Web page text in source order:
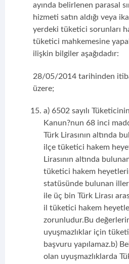
ayında belirlenen parasal
hizmeti satın aldığı veya
yerdeki tüketici sorunları
tüketici mahkemesine
ilişkin bilgiler aşağıdadır:
28/05/2014 tarihinden
üzere;
a) 6502 sayılı
Kanun?nun 68 inci
Türk Lirasının altında
ilçe tüketici hakem
Lirasının altında
tüketici hakem
statüsünde bulunan
ile üç bin Türk Lirası
il tüketici hakem
zorunludur.Bu
uyuşmazlıklar için
başvuru yapılamaz.b)
olan uyuşmazlıklarda